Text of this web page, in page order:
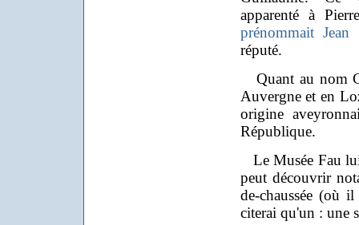
apparenté à
prénommait Jean
réputé.
Quant au nom
Auvergne et en
origine
République.
Le Musée Fau
peut découvrir
de-chaussée (où
citerai qu'un : une